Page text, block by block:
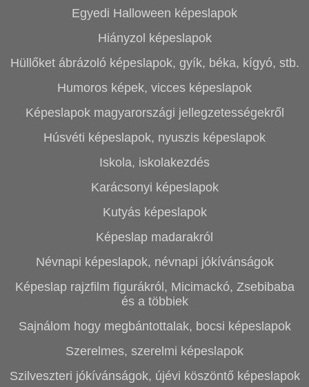
Egyedi Halloween képeslapok
Hiányzol képeslapok
Hüllőket ábrázoló képeslapok, gyík, béka, kígyó, stb.
Humoros képek, vicces képeslapok
Képeslapok magyarországi jellegzetességekről
Húsvéti képeslapok, nyuszis képeslapok
Iskola, iskolakezdés
Karácsonyi képeslapok
Kutyás képeslapok
Képeslap madarakról
Névnapi képeslapok, névnapi jókívánságok
Képeslap rajzfilm figurákról, Micimackó, Zsebibaba
és a többiek
Sajnálom hogy megbántottalak, bocsi képeslapok
Szerelmes, szerelmi képeslapok
Szilveszteri jókívánságok, újévi köszöntő képeslapok